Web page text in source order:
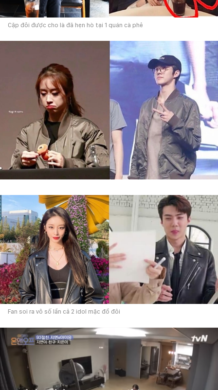
Cặp đôi được cho là đã hẹn hò tại 1 quán cà phê
Fan soi ra vô số lần cả 2 idol mặc đồ đôi